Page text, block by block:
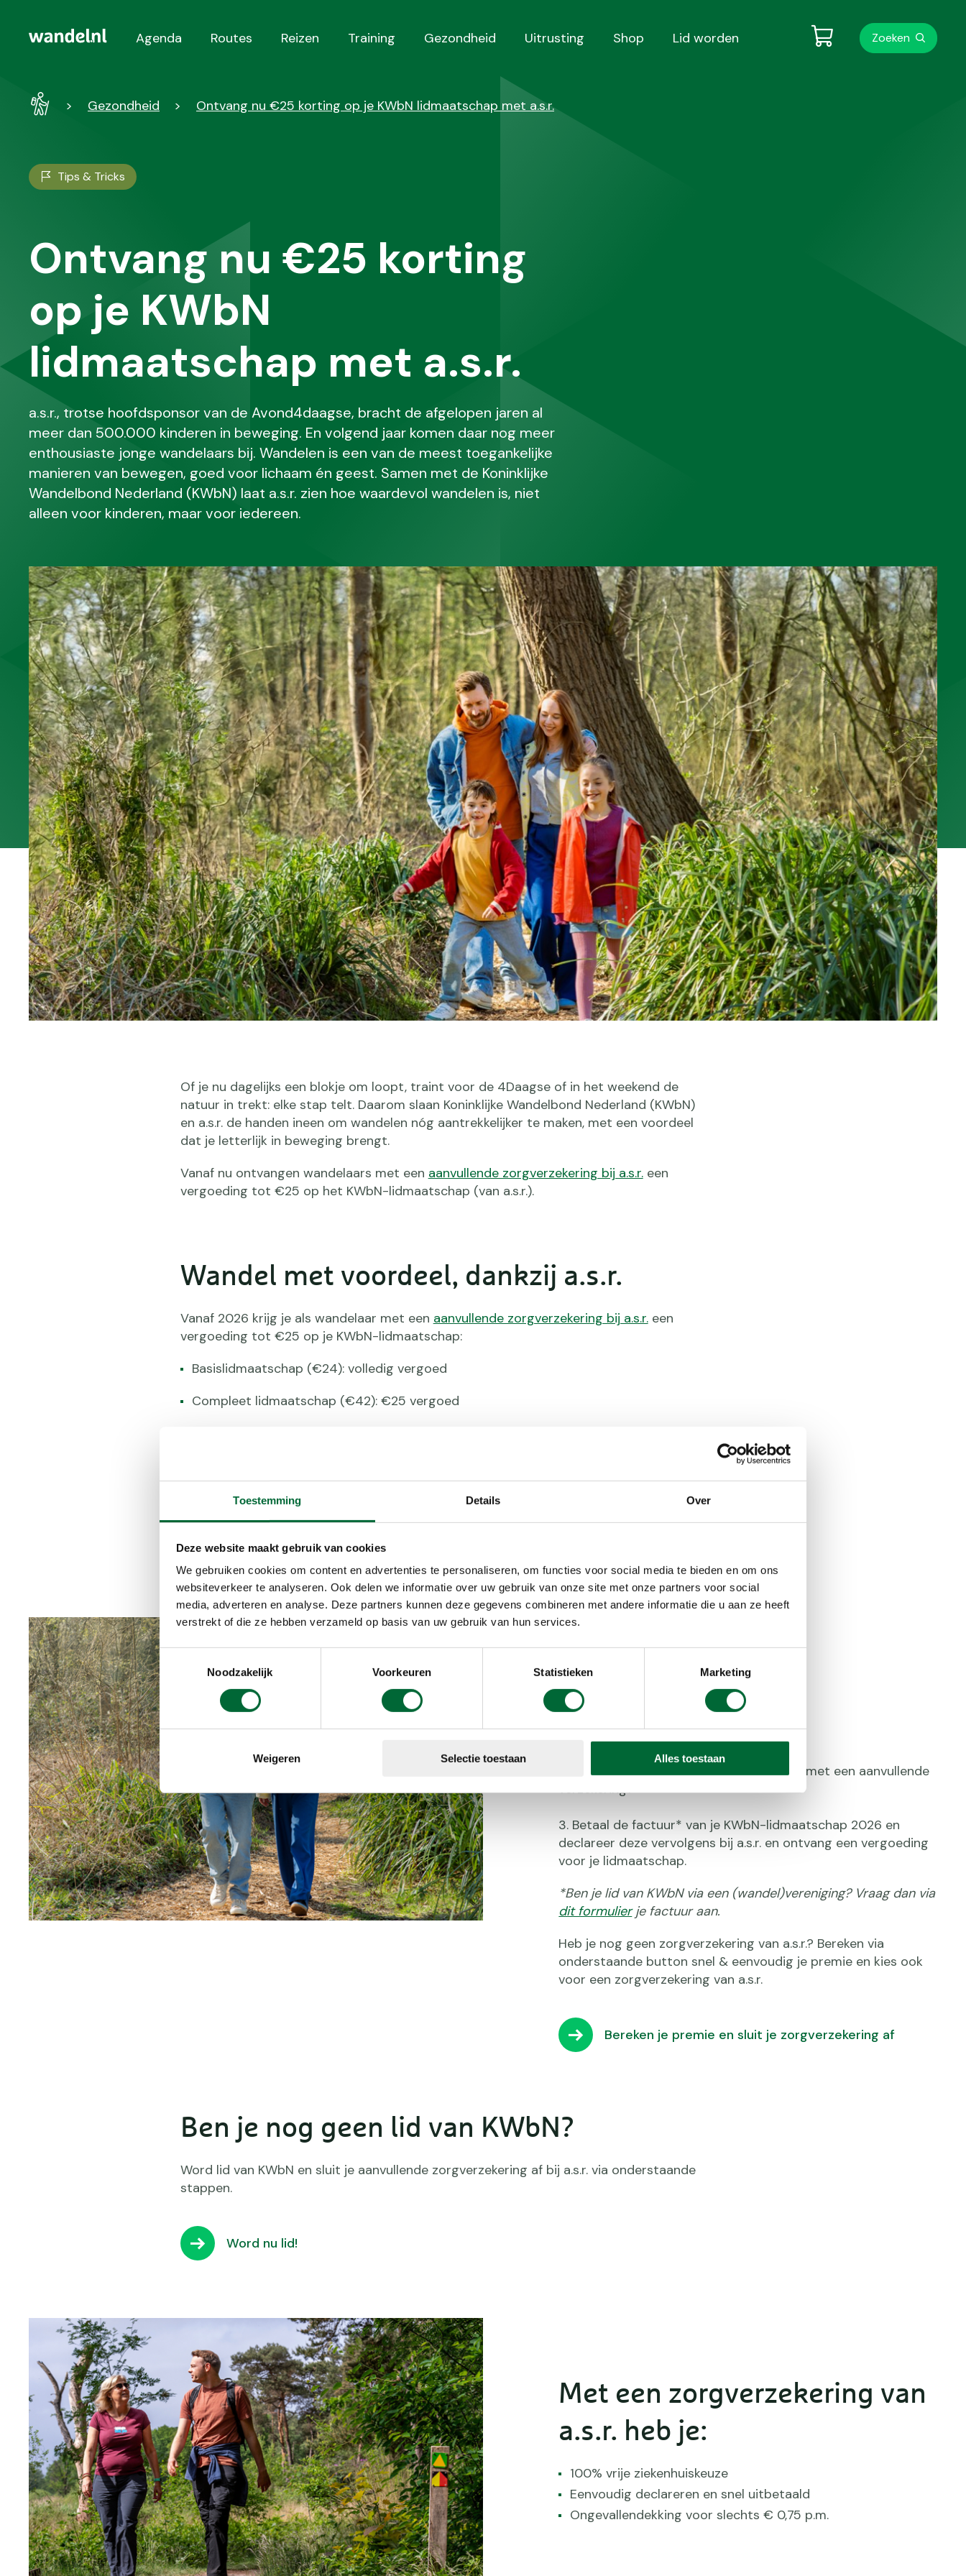
Toestemming Details Over
Deze website maakt gebruik van cookies
We gebruiken cookies om content en advertenties te personaliseren, om functies voor social media te bieden en om ons
websiteverkeer te analyseren. Ook delen we informatie over uw gebruik van onze site met onze partners voor social
media, adverteren en analyse. Deze partners kunnen deze gegevens combineren met andere informatie die u aan ze heeft
verstrekt of die ze hebben verzameld op basis van uw gebruik van hun services.
Toestemmingsselectie
Noodzakelijk
Voorkeuren Statistieken Marketing
Weigeren Selectie toestaan Alles toestaan
Hoofdnavigatie
Agenda Routes Reizen Training Gezondheid Uitrusting Shop Lid worden Zoeken
WandelGezondheid Ontvang nu €25 korting op je KWbN lidmaatschap met a.s.r.
Tips & Tricks
Ontvang nu €25 korting
op je KWbN
lidmaatschap met a.s.r.
a.s.r., trotse hoofdsponsor van de Avond4daagse, bracht de afgelopen jaren al
meer dan 500.000 kinderen in beweging. En volgend jaar komen daar nog meer
enthousiaste jonge wandelaars bij. Wandelen is een van de meest toegankelijke
manieren van bewegen, goed voor lichaam én geest. Samen met de Koninklijke
Wandelbond Nederland (KWbN) laat a.s.r. zien hoe waardevol wandelen is, niet
alleen voor kinderen, maar voor iedereen.
Of je nu dagelijks een blokje om loopt, traint voor de 4Daagse of in het weekend de
natuur in trekt: elke stap telt. Daarom slaan Koninklijke Wandelbond Nederland (KWbN)
en a.s.r. de handen ineen om wandelen nóg aantrekkelijker te maken, met een voordeel
dat je letterlijk in beweging brengt.
Vanaf nu ontvangen wandelaars met een aanvullende zorgverzekering bij a.s.r.een
vergoeding tot €25 op het KWbN-lidmaatschap (van a.s.r.).
Wandel met voordeel, dankzij a.s.r.
Vanaf 2026 krijg je als wandelaar met een aanvullende zorgverzekering bij a.s.r.een
vergoeding tot €25 op je KWbN-lidmaatschap:
Basislidmaatschap (€24): volledig vergoed
Compleet lidmaatschap (€42): €25 vergoed
een community die Nederland letterlijk in beweging brengt.
Bereken je premie en sluit je zorgverzekering af
Hoe werkt het?
Ben je in 2026 lid van KWbN?
En heb je een zorgverzekering van a.s.r. met een aanvullende
verzekering?
Betaal de factuur* van je KWbN-lidmaatschap 2026 en
declareer deze vervolgens bij a.s.r. en ontvang een vergoeding
voor je lidmaatschap.
*Ben je lid van KWbN via een (wandel)vereniging? Vraag dan via
dit formulierje factuur aan.
Heb je nog geen zorgverzekering van a.s.r.? Bereken via
onderstaande button snel & eenvoudig je premie en kies ook
voor een zorgverzekering van a.s.r.
Bereken je premie en sluit je zorgverzekering af
Ben je nog geen lid van KWbN?
Word lid van KWbN en sluit je aanvullende zorgverzekering af bij a.s.r. via onderstaande
stappen.
Word nu lid!
Met een zorgverzekering van
a.s.r. heb je:
100% vrije ziekenhuiskeuze
Eenvoudig declareren en snel uitbetaald
Ongevallendekking voor slechts € 0,75 p.m.